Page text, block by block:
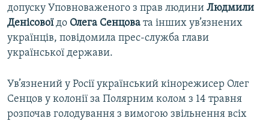
допуску Уповноваженого з прав людини Людмили
Денісовоїдо Олега Сенцова та інших ув’язнених
українців, повідомила прес-служба глави
української держави.
Ув’язнений у Росії український кінорежисер Олег
Сенцов у колонії за Полярним колом з 14 травня
розпочав голодування з вимогою звільнення всіх